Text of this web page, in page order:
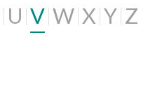
U V W X Y Z